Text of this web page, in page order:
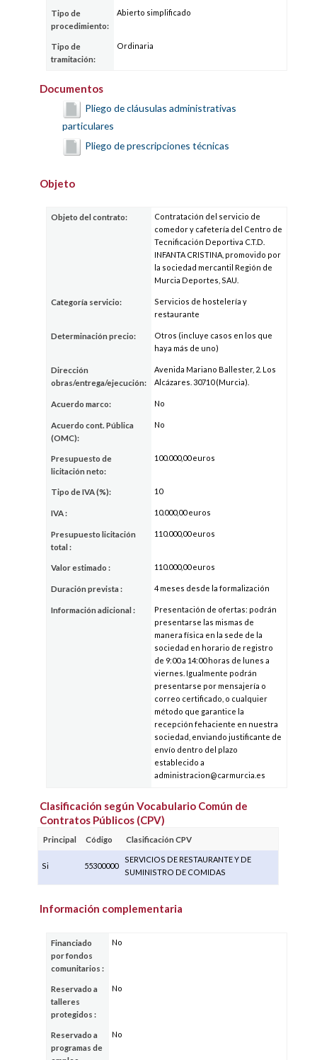
Tipo de
procedimiento:
Abierto simplificado
Tipo de
tramitación:
Ordinaria
Documentos
Pliego de cláusulas administrativas
particulares
Pliego de prescripciones técnicas
Objeto
Objeto del contrato:
Contratación del servicio de
comedor y cafetería del Centro de
Tecnificación Deportiva C.T.D.
INFANTA CRISTINA, promovido por
la sociedad mercantil Región de
Murcia Deportes, SAU.
Categoría servicio:
Servicios de hostelería y
restaurante
Determinación precio:
Otros (incluye casos en los que
haya más de uno)
Dirección
obras/entrega/ejecución:
Avenida Mariano Ballester, 2. Los
Alcázares. 30710 (Murcia).
Acuerdo marco: No
Acuerdo cont. Pública
(OMC):
No
Presupuesto de
licitación neto:
100.000,00 euros
Tipo de IVA (%): 10
IVA : 10.000,00 euros
Presupuesto licitación
total :
110.000,00 euros
Valor estimado : 110.000,00 euros
Duración prevista : 4 meses desde la formalización
Información adicional :
Presentación de ofertas: podrán
presentarse las mismas de
manera física en la sede de la
sociedad en horario de registro
de 9:00 a 14:00 horas de lunes a
viernes. Igualmente podrán
presentarse por mensajería o
correo certificado, o cualquier
método que garantice la
recepción fehaciente en nuestra
sociedad, enviando justificante de
envío dentro del plazo
establecido a
administracion@carmurcia.es
Clasificación según Vocabulario Común de
Contratos Públicos (CPV)
Principal Código Clasificación CPV
Si 55300000
SERVICIOS DE RESTAURANTE Y DE
SUMINISTRO DE COMIDAS
Información complementaria
Financiado
por fondos
comunitarios :
No
Reservado a
talleres
protegidos :
No
Reservado a
programas de
No